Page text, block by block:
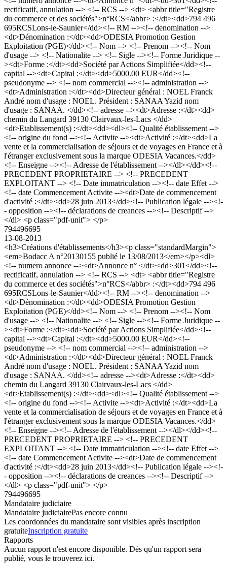
rectificatif, annulation --> <!-- RCS --> <dt> <abbr title="Registre
du commerce et des sociétés">n°RCS</abbr> :</dt><dd>794 496
695RCSLons-le-Saunier</dd><!-- RM --><!-- denomination -->
<dt>Dénomination :</dt><dd>ODESIA Promotion Gestion
Exploitation (PGE)</dd><!-- Nom --> <!-- Prenom --><!-- Nom
d'usage --> <!-- Nationalite --> <!-- Sigle --><!-- Forme Juridique --
><dt>Forme :</dt><dd>Société par Actions Simplifiée</dd><!--
capital --><dt>Capital :</dt><dd>5000.00 EUR</dd><!--
pseudonyme --> <!-- nom commercial --><!-- administration -->
<dt>Administration :</dt><dd>Directeur général : NOEL Franck
André nom d'usage : NOEL. Président : SANAA Yazid nom
d'usage : SANAA. </dd><!-- adresse --><dt>Adresse :</dt><dd>
chemin du Langard 39130 Clairvaux-les-Lacs </dd>
<dt>Etablissement(s) :</dt><dd><dl><!-- Qualité établissement -->
<!-- origine du fond --><!-- Activite --><dt>Activité :</dt><dd>La
vente et la commercialisation de séjours et de voyages en France et à
l'étranger exclusivement sous la marque ODESIA Vacances.</dd>
<!-- Enseigne --><!-- Adresse de l'établissement --></dl></dd><!--
PRECEDENT PROPRIETAIRE --> <!-- PRECEDENT
EXPLOITANT --> <!-- Date immatriculation --><!-- date Effet -->
<!-- date Commencement Activite --><dt>Date de commencement
d'activité :</dt><dd>28 juin 2013</dd><!-- Publication légale --><!-
- opposition --><!-- déclarations de creances --><!-- Descriptif -->
</dl> <p class="pdf-unit"> </p>
794496695
13-08-2013
<h3>Créations d'établissements</h3><p class="standardMargin">
<em>Bodacc A n°20130155 publié le 13/08/2013</em></p><dl>
<!-- numero annonce --><dt>Annonce n° </dt><dd>301</dd><!--
rectificatif, annulation --> <!-- RCS --> <dt> <abbr title="Registre
du commerce et des sociétés">n°RCS</abbr> :</dt><dd>794 496
695RCSLons-le-Saunier</dd><!-- RM --><!-- denomination -->
<dt>Dénomination :</dt><dd>ODESIA Promotion Gestion
Exploitation (PGE)</dd><!-- Nom --> <!-- Prenom --><!-- Nom
d'usage --> <!-- Nationalite --> <!-- Sigle --><!-- Forme Juridique --
><dt>Forme :</dt><dd>Société par Actions Simplifiée</dd><!--
capital --><dt>Capital :</dt><dd>5000.00 EUR</dd><!--
pseudonyme --> <!-- nom commercial --><!-- administration -->
<dt>Administration :</dt><dd>Directeur général : NOEL Franck
André nom d'usage : NOEL. Président : SANAA Yazid nom
d'usage : SANAA. </dd><!-- adresse --><dt>Adresse :</dt><dd>
chemin du Langard 39130 Clairvaux-les-Lacs </dd>
<dt>Etablissement(s) :</dt><dd><dl><!-- Qualité établissement -->
<!-- origine du fond --><!-- Activite --><dt>Activité :</dt><dd>La
vente et la commercialisation de séjours et de voyages en France et à
l'étranger exclusivement sous la marque ODESIA Vacances.</dd>
<!-- Enseigne --><!-- Adresse de l'établissement --></dl></dd><!--
PRECEDENT PROPRIETAIRE --> <!-- PRECEDENT
EXPLOITANT --> <!-- Date immatriculation --><!-- date Effet -->
<!-- date Commencement Activite --><dt>Date de commencement
d'activité :</dt><dd>28 juin 2013</dd><!-- Publication légale --><!-
- opposition --><!-- déclarations de creances --><!-- Descriptif -->
</dl> <p class="pdf-unit"> </p>
794496695
Mandataire judiciaire
Mandataire judiciairePas encore connu
Les coordonnées du mandataire sont visibles après inscription
gratuiteInscription gratuite
Rapports
Aucun rapport n'est encore disponible. Dès qu'un rapport sera
publié, vous le trouverez ici.